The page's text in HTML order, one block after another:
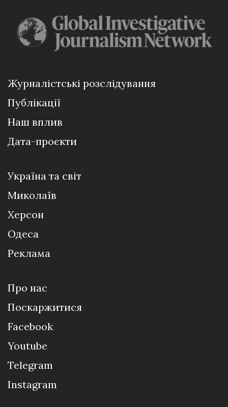
Журналістські розслідування
Публікації
Наш вплив
Дата-проєкти
Україна та світ
Миколаїв
Херсон
Одеса
Реклама
Про нас
Поскаржитися
Facebook
Youtube
Telegram
Instagram